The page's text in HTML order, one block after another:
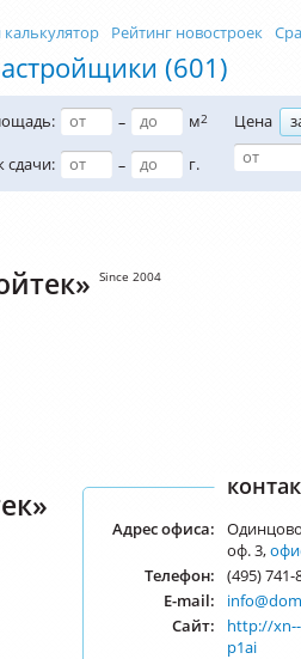
(601)
Рейтинг новостроек
– м2
сдачи: – г.
Цена
Since 2004
Адрес офиса:
оф. 3,
Телефон:
(495) 741-
E-mail:
Сайт:
http://
p1ai